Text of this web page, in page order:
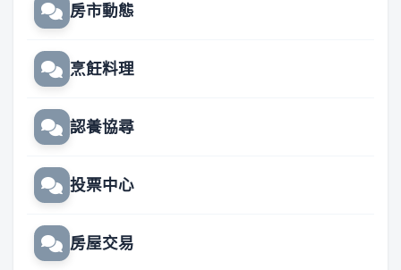
房市動態
烹飪料理
認養協尋
投票中心
房屋交易